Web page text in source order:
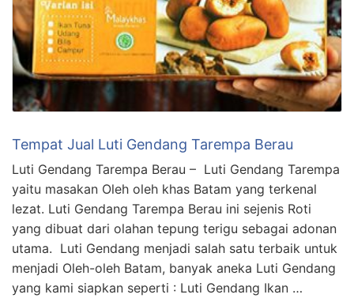
Tempat Jual Luti Gendang Tarempa Berau
Luti Gendang Tarempa Berau – Luti Gendang Tarempa
yaitu masakan Oleh oleh khas Batam yang terkenal
lezat. Luti Gendang Tarempa Berau ini sejenis Roti
yang dibuat dari olahan tepung terigu sebagai adonan
utama. Luti Gendang menjadi salah satu terbaik untuk
menjadi Oleh-oleh Batam, banyak aneka Luti Gendang
yang kami siapkan seperti : Luti Gendang Ikan …